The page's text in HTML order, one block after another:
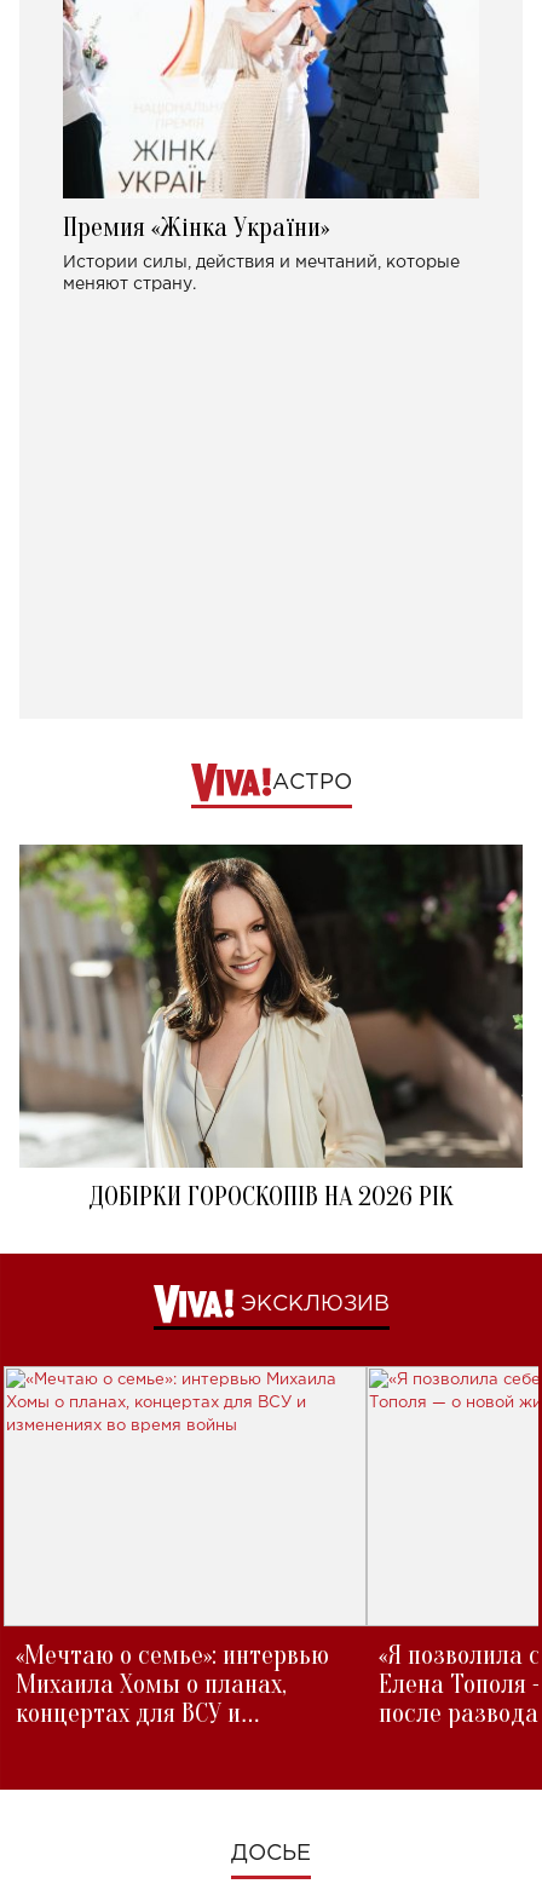
Премия «Жінка України»
Истории силы, действия и мечтаний, которые
меняют страну.
АСТРО
ДОБІРКИ ГОРОСКОПІВ НА 2026 РІК
ЭКСКЛЮЗИВ
«Мечтаю о семье»: интервью
Михаила Хомы о планах,
концертах для ВСУ и
«Я позволила
Елена Тополя
после развода
ДОСЬЕ